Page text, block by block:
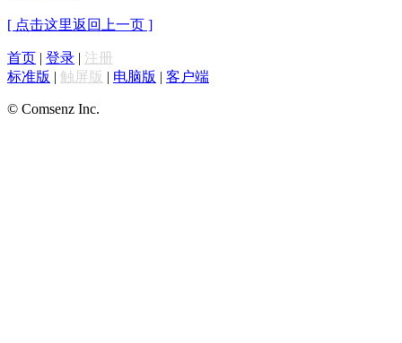
[ 点击这里返回上一页 ]
首页 | 登录 | 注册
标准版 | 触屏版 | 电脑版 | 客户端
© Comsenz Inc.